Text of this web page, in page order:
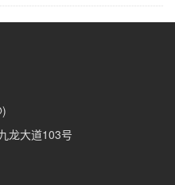
龙大道103号